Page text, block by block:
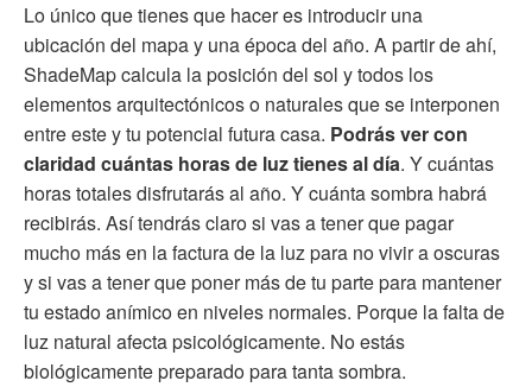
Lo único que tienes que hacer es introducir una
ubicación del mapa y una época del año. A partir de ahí,
ShadeMap calcula la posición del sol y todos los
elementos arquitectónicos o naturales que se interponen
entre este y tu potencial futura casa. Podrás ver con
claridad cuántas horas de luz tienes al día. Y cuántas
horas totales disfrutarás al año. Y cuánta sombra habrá
recibirás. Así tendrás claro si vas a tener que pagar
mucho más en la factura de la luz para no vivir a oscuras
y si vas a tener que poner más de tu parte para mantener
tu estado anímico en niveles normales. Porque la falta de
luz natural afecta psicológicamente. No estás
biológicamente preparado para tanta sombra.